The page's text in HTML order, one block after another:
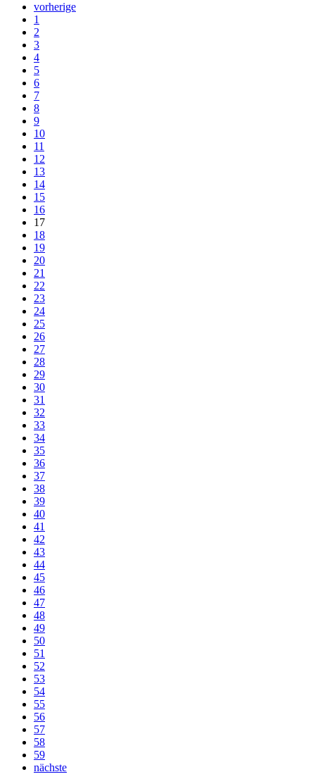
vorherige
1
2
3
4
5
6
7
8
9
10
11
12
13
14
15
16
17
18
19
20
21
22
23
24
25
26
27
28
29
30
31
32
33
34
35
36
37
38
39
40
41
42
43
44
45
46
47
48
49
50
51
52
53
54
55
56
57
58
59
nächste